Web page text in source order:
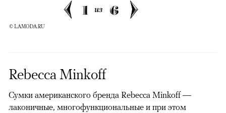
1 из 6
© LAMODA.RU
Rebecca Minkoff
Сумки американского бренда Rebecca Minkoff —
лаконичные, многофункциональные и при этом